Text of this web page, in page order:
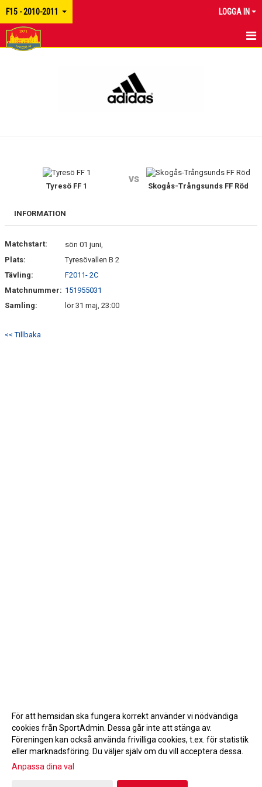
F15 - 2010-2011 LOGGA IN
BILDGALLERI
DOKUMENT
Tyresö FF 1
vs
Skogås-Trångsunds FF Röd
INFORMATION
Matchstart:
sön 01 juni,
Plats:
Tyresövallen B 2
Tävling:
F2011- 2C
Matchnummer: 151955031
Samling:
lör 31 maj, 23:00
<< Tillbaka
Gå till Webbversion
För att hemsidan ska fungera korrekt använder vi nödvändiga
cookies från SportAdmin. Dessa går inte att stänga av.
Föreningen kan också använda frivilliga cookies, t.ex. för statistik
eller marknadsföring. Du väljer själv om du vill acceptera dessa.
Anpassa dina val